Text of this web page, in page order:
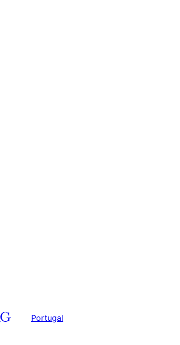
Portugal